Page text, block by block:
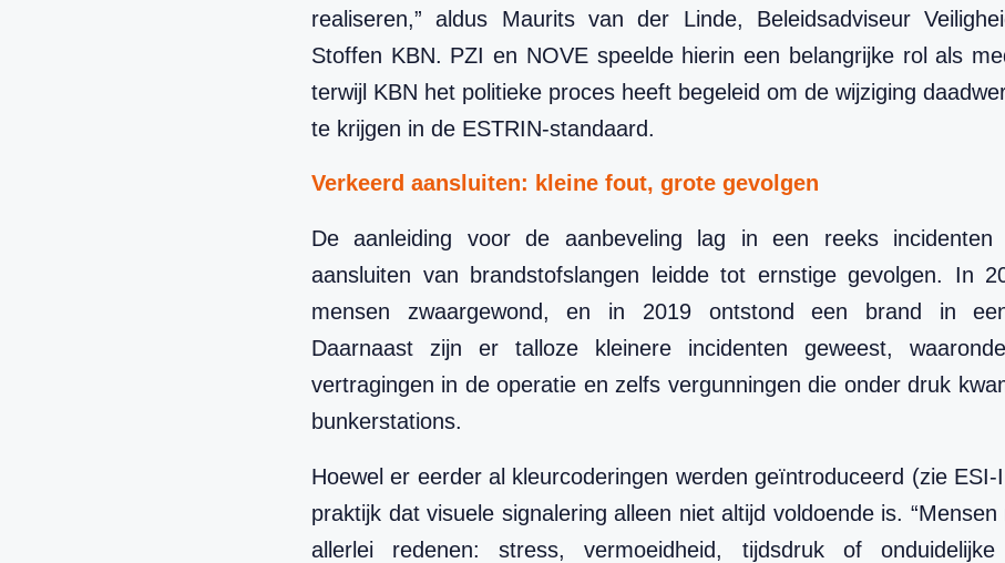
realiseren,” aldus Maurits van der Linde, Beleidsadviseur
Stoffen KBN. PZI en NOVE speelde hierin een belangrijke rol als
terwijl KBN het politieke proces heeft begeleid om de wijziging
te krijgen in de ESTRIN-standaard.
Verkeerd aansluiten: kleine fout, grote gevolgen
De aanleiding voor de aanbeveling lag in een reeks incidenten
aansluiten van brandstofslangen leidde tot ernstige gevolgen. In
mensen zwaargewond, en in 2019 ontstond een brand in een
Daarnaast zijn er talloze kleinere incidenten geweest,
vertragingen in de operatie en zelfs vergunningen die onder druk
bunkerstations.
Hoewel er eerder al kleurcoderingen werden geïntroduceerd (zie
praktijk dat visuele signalering alleen niet altijd voldoende is.
allerlei redenen: stress, vermoeidheid, tijdsdruk of